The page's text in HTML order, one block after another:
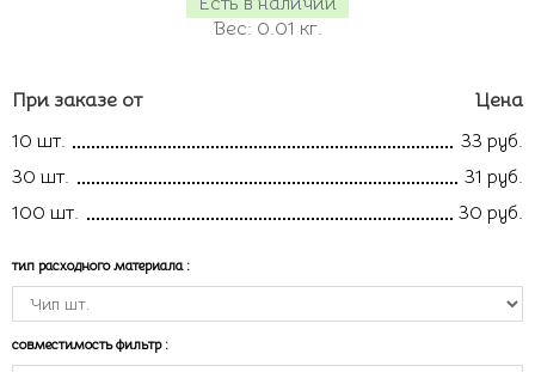
Вес: 0.01 кг.
При заказе от
Цена
10 шт.
33 руб.
30 шт.
31 руб.
100 шт.
30 руб.
тип расходного материала :
совместимость фильтр :